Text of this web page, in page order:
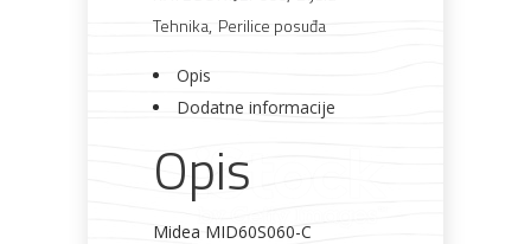
količina
Tehnika, Perilice posuđa
Opis
Dodatne informacije
Opis
Midea MID60S060-C